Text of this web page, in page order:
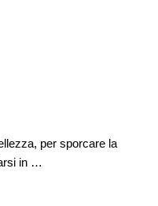
per sporcare la
in …